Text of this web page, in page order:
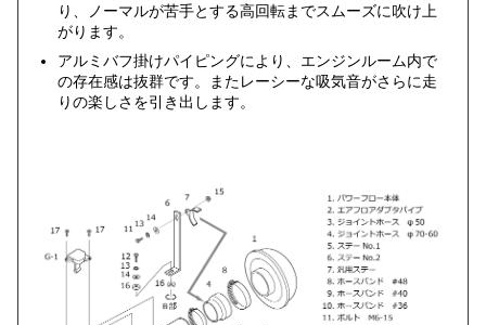
り、ノーマルが苦手とする高回転までスムーズに吹け上
がります。
アルミバフ掛けパイピングにより、エンジンルーム内で
の存在感は抜群です。またレーシーな吸気音がさらに走
りの楽しさを引き出します。